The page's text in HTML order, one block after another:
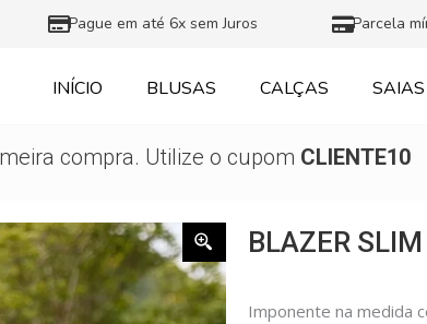
Pague em até 6x sem Juros Parcela
INÍCIO BLUSAS CALÇAS SAIAS
compra. Utilize o cupom CLIENTE10
BLAZER
Imponente na medida